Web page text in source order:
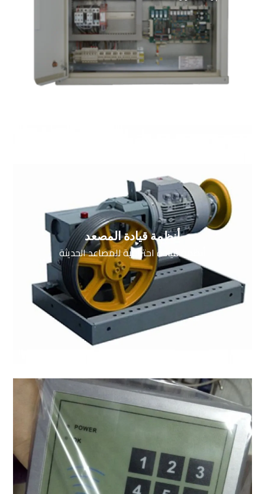
أنظمة قيادة المصعد
أنظمة قيادة احترافية للمصاعد الحديثة